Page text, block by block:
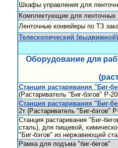
Шкафы управления для
Комплектующие для ленточных
Ленточные конвейеры по ТЗ
Телескопический
Оборудование для
Станция растаривания "Биг-
(Растариватель "Биг-бэгов" Р-
Станция растаривания "Биг-
2т (Растариватель "Биг-бэгов"
Станция растаривания "Биг-
сталь), для пищевой,
"Биг-бэгов" из нержавеющей
Рамка для подъма "биг-бегов"